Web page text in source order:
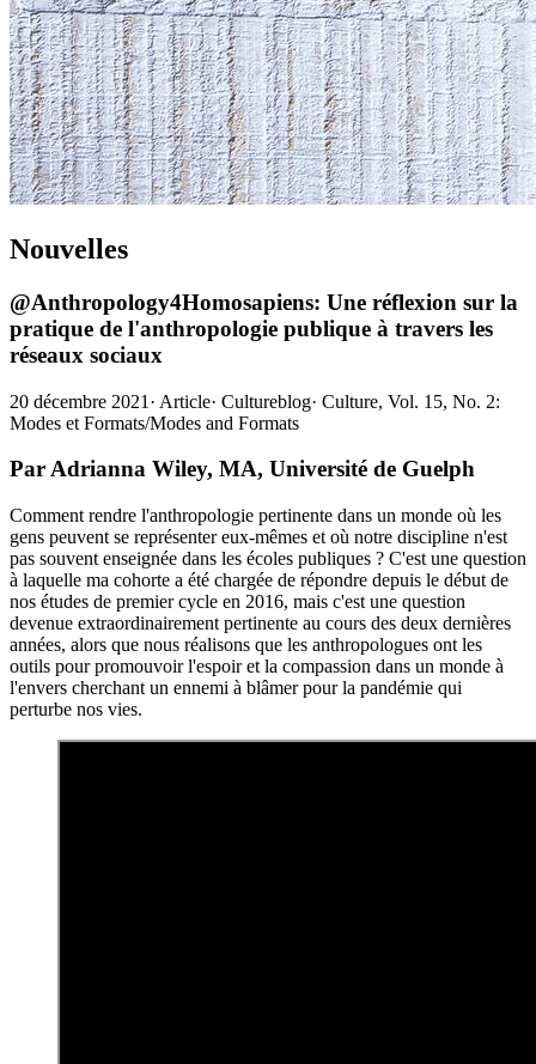
Nouvelles
@Anthropology4Homosapiens: Une réflexion sur la
pratique de l'anthropologie publique à travers les
réseaux sociaux
20 décembre 2021 · Article· Cultureblog· Culture, Vol. 15, No. 2:
Modes et Formats/Modes and Formats
Par Adrianna Wiley, MA, Université de Guelph
Comment rendre l'anthropologie pertinente dans un monde où les
gens peuvent se représenter eux-mêmes et où notre discipline n'est
pas souvent enseignée dans les écoles publiques ? C'est une question
à laquelle ma cohorte a été chargée de répondre depuis le début de
nos études de premier cycle en 2016, mais c'est une question
devenue extraordinairement pertinente au cours des deux dernières
années, alors que nous réalisons que les anthropologues ont les
outils pour promouvoir l'espoir et la compassion dans un monde à
l'envers cherchant un ennemi à blâmer pour la pandémie qui
perturbe nos vies.